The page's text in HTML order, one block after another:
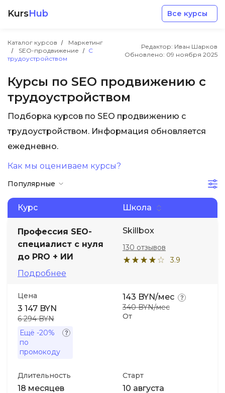
KursHub Все курсы
Каталог курсов
Маркетинг
SEO-продвижение
С
трудоустройством
Редактор: Иван Шарков
Обновлено: 09 ноября 2025
Курсы по SEO продвижению с
трудоустройством
Подборка курсов по SEO продвижению с
трудоустройством. Информация обновляется
ежедневно.
Как мы оцениваем курсы?
Популярные
Курс Школа
Профессия SEO-
специалист c нуля
до PRO + ИИ
Подробнее
Skillbox
3.9
130 отзывов
Цена
3 147 BYN
6 294 BYN
Ещё -20%
по
промокоду
От
143 BYN/мес
340 BYN/мес
Длительность
18 месяцев
Старт
10 августа
Маркетинг
Дизайн
Менеджмент
Иностранные языки
Soft Skills
ДПО
Детям